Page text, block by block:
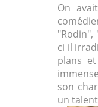
On
"Rodin",
ci il
plans
son
un